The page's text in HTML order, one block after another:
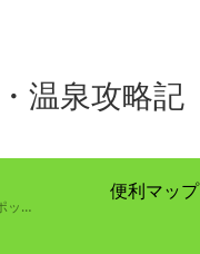
温泉攻略記
大分県の子連れで楽しめるスポットの紹介
便利マップ